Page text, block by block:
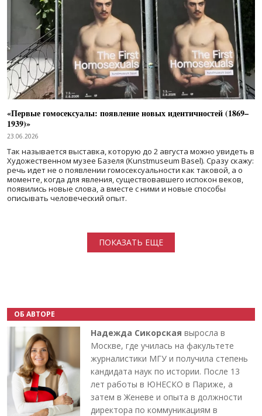
«Первые гомосексуалы: появление новых идентичностей (1869–
1939)»
23.06.2026
Так называется выставка, которую до 2 августа можно увидеть в
Художественном музее Базеля (Kunstmuseum Basel). Сразу скажу:
речь идет не о появлении гомосексуальности как таковой, а о
моменте, когда для явления, существовавшего испокон веков,
появились новые слова, а вместе с ними и новые способы
описывать человеческий опыт.
ПОКАЗАТЬ ЕЩЕ
ОБ АВТОРЕ
Надежда Сикорская выросла в
Москве, где училась на факультете
журналистики МГУ и получила степень
кандидата наук по истории. После 13
лет работы в ЮНЕСКО в Париже, а
затем в Женеве и опыта в должности
директора по коммуникациям в